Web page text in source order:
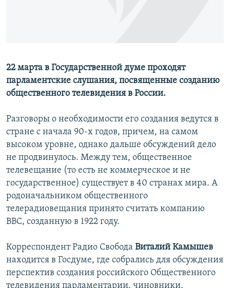
Все сайты РСЕ/РС
22 марта в Государственной думе проходят
парламентские слушания, посвященные созданию
общественного телевидения в России.
Разговоры о необходимости его создания ведутся в
стране с начала 90-х годов, причем, на самом
высоком уровне, однако дальше обсуждений дело
не продвинулось. Между тем, общественное
телевещание (то есть не коммерческое и не
государственное) существует в 40 странах мира. А
родоначальником общественного
телерадиовещания принято считать компанию
BBC, созданную в 1922 году.
Корреспондент Радио Свобода Виталий Камышев
находится в Госдуме, где собрались для обсуждения
перспектив создания российского Общественного
телевидения парламентарии, чиновники,